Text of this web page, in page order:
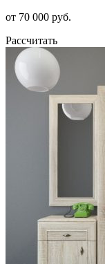
от 70 000 руб.
Рассчитать